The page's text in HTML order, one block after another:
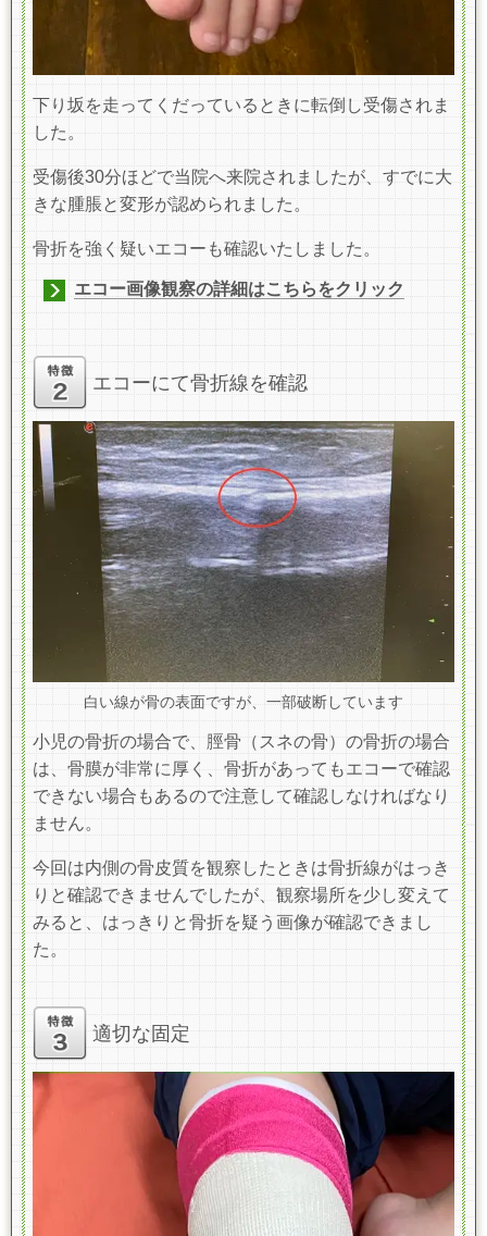
下り坂を走ってくだっているときに転倒し受傷されま
した。
受傷後30分ほどで当院へ来院されましたが、すでに大
きな腫脹と変形が認められました。
骨折を強く疑いエコーも確認いたしました。
エコー画像観察の詳細はこちらをクリック
エコーにて骨折線を確認
白い線が骨の表面ですが、一部破断しています
小児の骨折の場合で、脛骨（スネの骨）の骨折の場合
は、骨膜が非常に厚く、骨折があってもエコーで確認
できない場合もあるので注意して確認しなければなり
ません。
今回は内側の骨皮質を観察したときは骨折線がはっき
りと確認できませんでしたが、観察場所を少し変えて
みると、はっきりと骨折を疑う画像が確認できまし
た。
適切な固定